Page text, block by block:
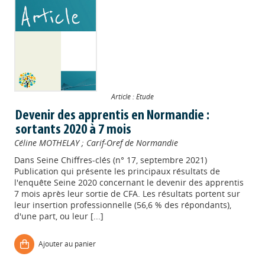
Article : Etude
Devenir des apprentis en Normandie :
sortants 2020 à 7 mois
Céline MOTHELAY; Carif-Oref de Normandie
DansSeine Chiffres-clés (n° 17, septembre 2021)
Publication qui présente les principaux résultats de
l'enquête Seine 2020 concernant le devenir des apprentis
7 mois après leur sortie de CFA. Les résultats portent sur
leur insertion professionnelle (56,6 % des répondants),
d'une part, ou leur [...]
Ajouter au panier